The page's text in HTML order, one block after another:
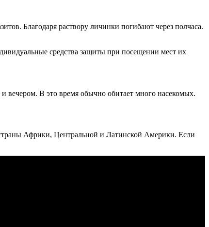
Благодаря раствору личинки погибают через полчаса.
средства защиты при посещении мест их
вечером. В это время обычно обитает много насекомых.
Африки, Центральной и Латинской Америки. Если